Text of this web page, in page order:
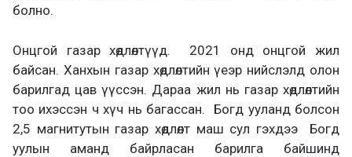
болно.
Онцгой газар хөдлөлтүүд. 2021 онд онцгой жил
байсан. Ханхын газар хөдлөлтийн үеэр нийслэлд олон
барилгад цав үүссэн. Дараа жил нь газар хөдлөлтийн
тоо ихэссэн ч хүч нь багассан. Богд ууланд болсон
2,5 магнитутын газар хөдлөлт маш сул гэхдээ Богд
уулын аманд байрласан барилга байшинд